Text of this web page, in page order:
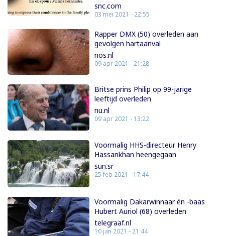
snc.com
03 mei 2021 - 22:55
Rapper DMX (50) overleden aan
gevolgen hartaanval
nos.nl
09 apr 2021 - 21:28
Britse prins Philip op 99-jarige
leeftijd overleden
nu.nl
09 apr 2021 - 13:22
Voormalig HHS-directeur Henry
Hassankhan heengegaan
sun.sr
25 feb 2021 - 17:44
Voormalig Dakarwinnaar én -baas
Hubert Auriol (68) overleden
telegraaf.nl
10 jan 2021 - 21:44